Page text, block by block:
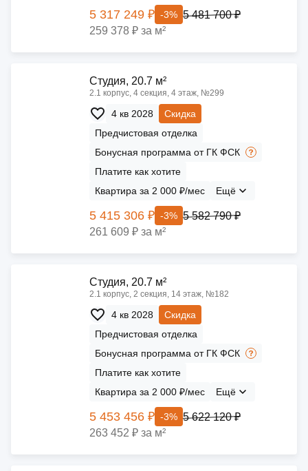
5 317 249 ₽ -3% 5 481 700 ₽
259 378 ₽ за м²
Cтудия, 20.7 м²
2.1 корпус, 4 секция, 4 этаж, №299
4 кв 2028
Скидка
Предчистовая отделка
Бонусная программа от ГК ФСК
Платите как хотите
Квартира за 2 000 ₽/мес
Ещё
5 415 306 ₽ -3% 5 582 790 ₽
261 609 ₽ за м²
Cтудия, 20.7 м²
2.1 корпус, 2 секция, 14 этаж, №182
4 кв 2028
Скидка
Предчистовая отделка
Бонусная программа от ГК ФСК
Платите как хотите
Квартира за 2 000 ₽/мес
Ещё
5 453 456 ₽ -3% 5 622 120 ₽
263 452 ₽ за м²